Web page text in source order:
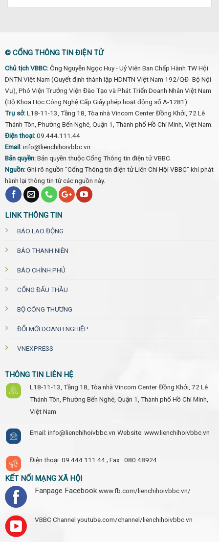
© CỔNG THÔNG TIN ĐIỆN TỬ
Chủ tịch VBBC:Ông Nguyễn Ngọc Huy - Uỷ Viên Ban Chấp Hành TW Hội
DNTN Việt Nam (Quyết định thành lập HDNTN Việt Nam 192/QĐ- Bộ Nội
Vụ), Phó Viện Trưởng Viện Đào Tạo và Phát Triển Doanh Nhân Việt Nam
(Bộ Khoa Học Công Nghệ Cấp Giấy phép hoạt động số A-1281).
Trụ sở:L18-11-13, Tầng 18, Tòa nhà Vincom Center Đồng Khởi, 72 Lê
Thánh Tôn, Phường Bến Nghé, Quận 1, Thành phố Hồ Chí Minh, Việt Nam.
Điện thoại:09.444.111.44
Email:info@lienchihoivbbc.vn
Bản quyền:Bản quyền thuộc Cổng Thông tin điện tử VBBC.
Nguồn:Ghi rõ nguồn “Cổng Thông tin điện tử Liên Chi Hội VBBC” khi phát
hành lại thông tin từ các nguồn này.
LINK THÔNG TIN
BÁO LAO ĐỘNG
BÁO THANH NIÊN
BÁO CHÍNH PHỦ
CỔNG ĐẤU THẦU
BỘ CÔNG THƯƠNG
ĐỔI MỚI DOANH NGHIỆP
VNEXPRESS
THÔNG TIN LIÊN HỆ
L18-11-13, Tầng 18, Tòa nhà Vincom Center Đồng Khởi, 72 Lê
Thánh Tôn, Phường Bến Nghé, Quận 1, Thành phố Hồ Chí Minh,
Việt Nam
Email: info@lienchihoivbbc.vn Website: www.lienchihoivbbc.vn
Điện thoại: 09.444.111.44 ; Fax : 080.48924
KẾT NỐI MẠNG XÃ HỘI
Fanpage Facebook www.fb.com/lienchihoivbbc.vn/
VBBC Channel youtube.com/channel/lienchihoivbbc.vn